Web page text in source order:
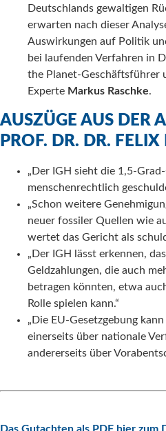
Deutschlands gewaltigen
erwarten nach dieser
Auswirkungen auf Politik
bei laufenden Verfahren in
the Planet-Geschäftsführer
Experte Markus Raschke.
AUSZÜGE AUS DER
PROF. DR. DR.
„Der IGH sieht die 1,5-
menschenrechtlich
„Schon weitere
neuer fossiler Quellen wie
wertet das Gericht als
„Der IGH lässt erkennen,
Geldzahlungen, die auch
betragen könnten, etwa
Rolle spielen kann.“
„Die EU-Gesetzgebung
einerseits über nationale
andererseits über
Das Gutachten als PDF hier zum